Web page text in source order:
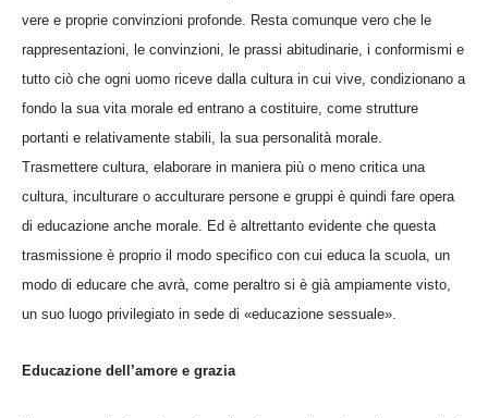
vere e proprie convinzioni profonde. Resta comunque vero che le
rappresentazioni, le convinzioni, le prassi abitudinarie, i conformismi e
tutto ciò che ogni uomo riceve dalla cultura in cui vive, condizionano a
fondo la sua vita morale ed entrano a costituire, come strutture
portanti e relativamente stabili, la sua personalità morale.
Trasmettere cultura, elaborare in maniera più o meno critica una
cultura, inculturare o acculturare persone e gruppi è quindi fare opera
di educazione anche morale. Ed è altrettanto evidente che questa
trasmissione è proprio il modo specifico con cui educa la scuola, un
modo di educare che avrà, come peraltro si è già ampiamente visto,
un suo luogo privilegiato in sede di «educazione sessuale».
Educazione dell’amore e grazia